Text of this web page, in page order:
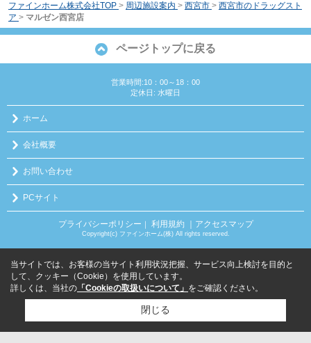
ファインホーム株式会社TOP > 周辺施設案内 > 西宮市 > 西宮市のドラッグスト
ア > マルゼン西宮店
ページトップに戻る
営業時間:10：00～18：00
定休日: 水曜日
ホーム
会社概要
お問い合わせ
PCサイト
プライバシーポリシー 利用規約 ｜アクセスマップ
Copyright(c) ファインホーム(株) All rights reserved.
当サイトでは、お客様の当サイト利用状況把握、サービス向上検討を目的と
して、クッキー（Cookie）を使用しています。
詳しくは、当社の 「Cookieの取扱いについて」 をご確認ください。
閉じる